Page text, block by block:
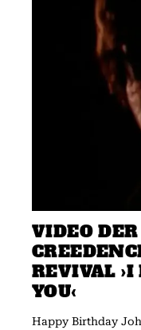
VIDEO
REVIVAL
YOU‹
Happy Birthday